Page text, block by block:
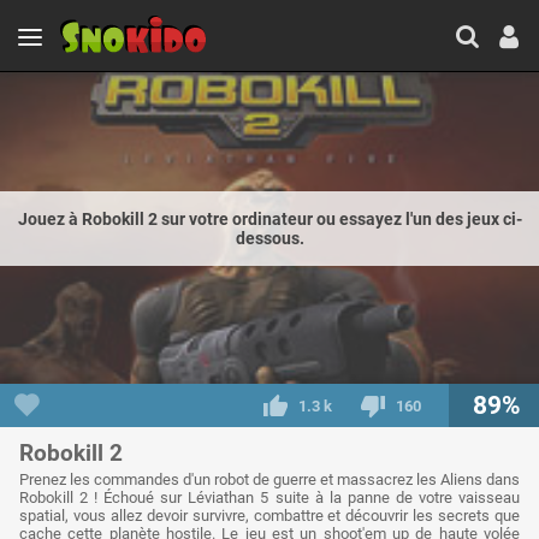
Jouez à Robokill 2 sur votre ordinateur ou essayez l'un des jeux ci-
dessous.
1.3 k 160 89%
Robokill 2
Prenez les commandes d'un robot de guerre et massacrez les Aliens dans
Robokill 2 ! Échoué sur Léviathan 5 suite à la panne de votre vaisseau
spatial, vous allez devoir survivre, combattre et découvrir les secrets que
cache cette planète hostile. Le jeu est un shoot'em up de haute volée